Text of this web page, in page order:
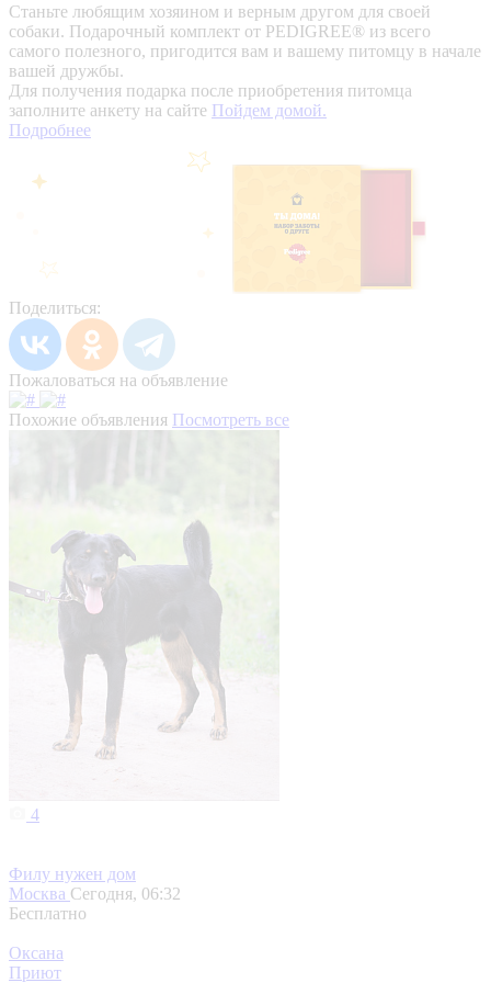
Станьте любящим хозяином и верным другом для своей
собаки. Подарочный комплект от PEDIGREE® из всего
самого полезного, пригодится вам и вашему питомцу в начале
вашей дружбы.
Для получения подарка после приобретения питомца
заполните анкету на сайте Пойдем домой.
Подробнее
Поделиться:
Пожаловаться на объявление
Похожие объявления Посмотреть все
4
Филу нужен дом
Москва Сегодня, 06:32
Бесплатно
Оксана
Приют